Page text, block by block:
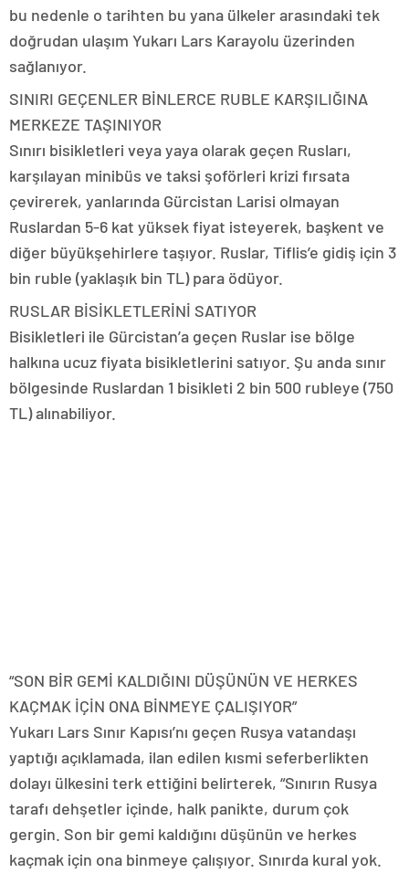
bu nedenle o tarihten bu yana ülkeler arasındaki tek
doğrudan ulaşım Yukarı Lars Karayolu üzerinden
sağlanıyor.
SINIRI GEÇENLER BİNLERCE RUBLE KARŞILIĞINA
MERKEZE TAŞINIYOR
Sınırı bisikletleri veya yaya olarak geçen Rusları,
karşılayan minibüs ve taksi şoförleri krizi fırsata
çevirerek, yanlarında Gürcistan Larisi olmayan
Ruslardan 5-6 kat yüksek fiyat isteyerek, başkent ve
diğer büyükşehirlere taşıyor. Ruslar, Tiflis’e gidiş için 3
bin ruble (yaklaşık bin TL) para ödüyor.
RUSLAR BİSİKLETLERİNİ SATIYOR
Bisikletleri ile Gürcistan’a geçen Ruslar ise bölge
halkına ucuz fiyata bisikletlerini satıyor. Şu anda sınır
bölgesinde Ruslardan 1 bisikleti 2 bin 500 rubleye (750
TL) alınabiliyor.
“SON BİR GEMİ KALDIĞINI DÜŞÜNÜN VE HERKES
KAÇMAK İÇİN ONA BİNMEYE ÇALIŞIYOR”
Yukarı Lars Sınır Kapısı’nı geçen Rusya vatandaşı
yaptığı açıklamada, ilan edilen kısmi seferberlikten
dolayı ülkesini terk ettiğini belirterek, “Sınırın Rusya
tarafı dehşetler içinde, halk panikte, durum çok
gergin. Son bir gemi kaldığını düşünün ve herkes
kaçmak için ona binmeye çalışıyor. Sınırda kural yok.